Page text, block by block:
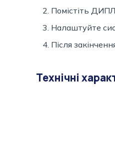
Помістіть
Налаштуйте
Після
Технічні